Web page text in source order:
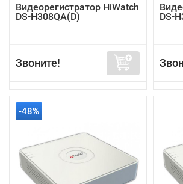
Видеорегистратор HiWatch
DS-H308QA(D)
Звоните!
DS-
-48%